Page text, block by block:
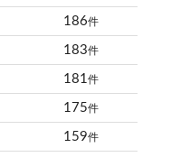
186件
183件
181件
175件
159件